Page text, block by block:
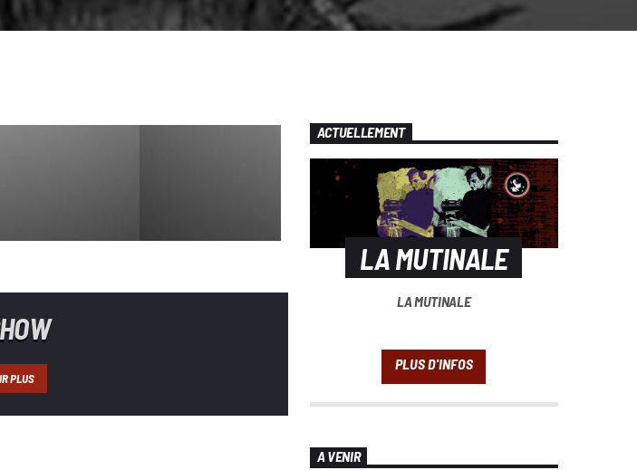
PLUS
ACTUELLEMENT
LA MUTINALE
LA MUTINALE
A VENIR